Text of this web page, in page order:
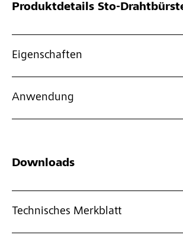
Produktdetails Sto-
Eigenschaften
Anwendung
Downloads
Technisches Merkblatt